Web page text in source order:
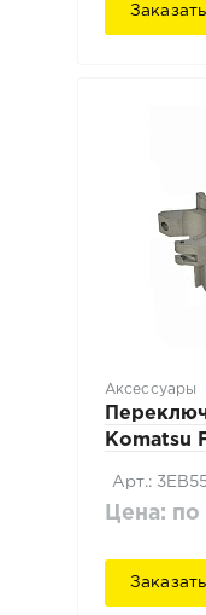
Заказать
Аксессуары
Komatsu
Арт.:
Цена: по
Заказать